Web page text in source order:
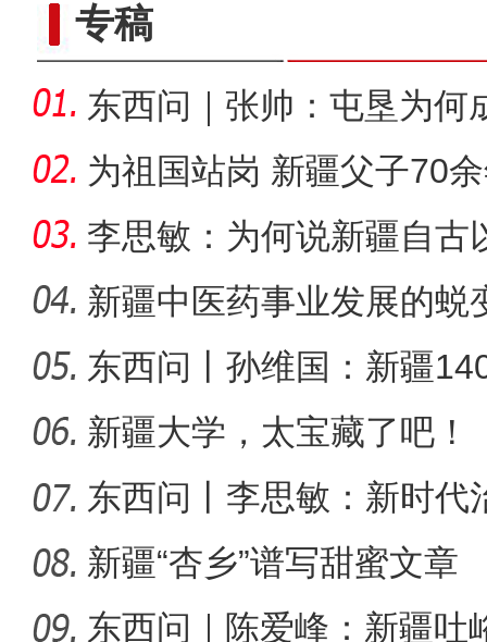
侨乡故事 | “新疆花儿
专稿
东西问｜张帅：屯垦为何
千年良
为祖国站岗 新疆父子70
李思敏：为何说新疆自古
可分割
新疆中医药事业发展的蜕
东西问丨孙维国：新疆
了什么？
新疆大学，太宝藏了吧！
东西问丨李思敏：新时代
新疆“杏乡”谱写甜蜜文章
东西问｜陈爱峰：新疆吐